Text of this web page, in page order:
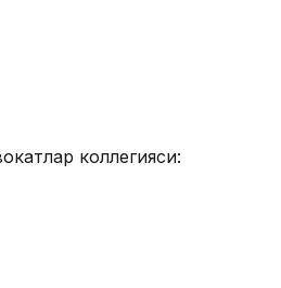
коллегияси: